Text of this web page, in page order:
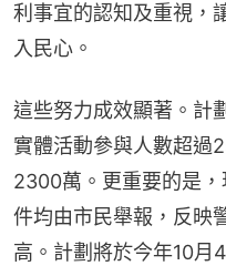
利事宜的認知及重視，
入民心。
這些努力成效顯著。計
實體活動參與人數超過
2300萬。更重要的是
件均由市民舉報，反映
高。計劃將於今年10月